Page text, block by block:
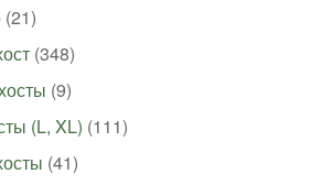
(21)
(348)
(9)
(L, XL) (111)
(41)